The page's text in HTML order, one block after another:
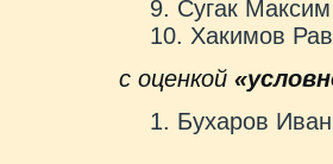
Сугак Максим
Хакимов
с оценкой
Бухаров Иван